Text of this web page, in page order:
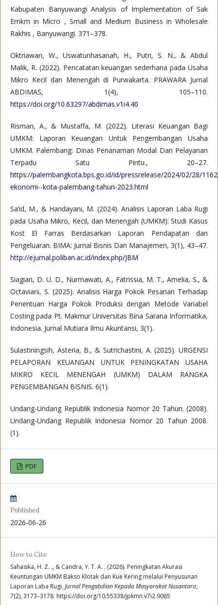
Kabupaten Banyuwangi Analysis of Implementation of Sak
Emkm in Micro , Small and Medium Business in Wholesale
Rakhis , Banyuwangi. 371–378.
Oktriawan, W., Uswatunhasanah, H., Putri, S. N., & Abdul
Malik, R. (2022). Pencatatan keuangan sederhana pada Usaha
Mikro Kecil dan Menengah di Purwakarta. PRAWARA Jurnal
ABDIMAS, 1(4), 105–110.
https://doi.org/10.63297/abdimas.v1i4.40
Risman, A., & Mustaffa, M. (2022). Literasi Keuangan Bagi
UMKM: Laporan Keuangan Untuk Pengembangan Usaha
UMKM. Palembang: Dinas Penanaman Modal Dan Pelayanan
Terpadu Satu Pintu., 20–27.
https://palembangkota.bps.go.id/id/pressrelease/2024/02/28/
ekonomi--kota-palembang-tahun-2023.html
Sa’id, M., & Handayani, M. (2024). Analisis Laporan Laba Rugi
pada Usaha Mikro, Kecil, dan Menengah (UMKM): Studi Kasus
Kost El Farras Berdasarkan Laporan Pendapatan dan
Pengeluaran. BIMA: Jurnal Bisnis Dan Manajemen, 3(1), 43–47.
http://ejurnal.poliban.ac.id/index.php/JBM
Siagian, D. U. D., Nurmawati, A., Fatrissia, M. T., Amelia, S., &
Octaviani, S. (2025). Analisis Harga Pokok Pesanan Terhadap
Penentuan Harga Pokok Produksi dengan Metode Variabel
Costing pada Pt. Makmur Universitas Bina Sarana Informatika,
Indonesia. Jurnal Mutiara Ilmu Akuntansi, 3(1).
Sulastiningsih, Asteria, B., & Sutrichastini, A. (2025). URGENSI
PELAPORAN KEUANGAN UNTUK PENINGKATAN USAHA
MIKRO KECIL MENENGAH (UMKM) DALAM RANGKA
PENGEMBANGAN BISNIS. 6(1).
Undang-Undang Republik Indonesia Nomor 20 Tahun. (2008).
Undang-Undang Republik Indonesia Nomor 20 Tahun 2008.
(1).
PDF
Published
2026-06-26
How to Cite
Sahasika, H. Z. ., & Candra, Y. T. A. . (2026). Peningkatan Akurasi
Keuntungan UMKM Bakso Klotak dan Kue Kering melalui Penyusunan
Laporan Laba Rugi. Jurnal Pengabdian Kepada Masyarakat Nusantara,
7(2), 3173–3178. https://doi.org/10.55338/jpkmn.v7i2.9065